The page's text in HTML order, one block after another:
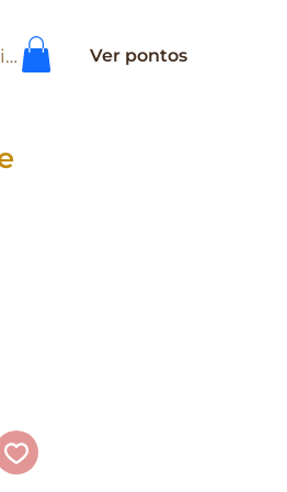
Ver pontos
2 avaliações